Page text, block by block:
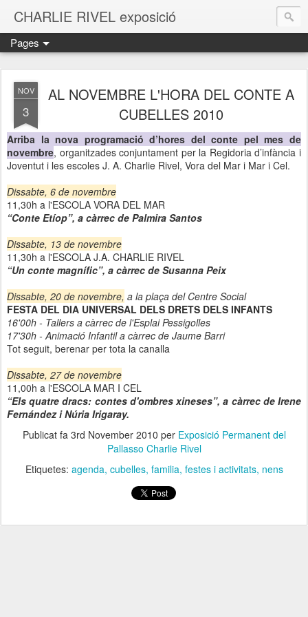
CHARLIE RIVEL exposició
Pages
NOV
3
AL NOVEMBRE L'HORA DEL CONTE A
CUBELLES 2010
Arriba la nova programació d’hores del conte pel mes de
novembre, organitzades conjuntament per la Regidoria d’infància i
Joventut i les escoles J. A. Charlie Rivel, Vora del Mar i Mar i Cel.
Dissabte, 6 de novembre
11,30h a l'ESCOLA VORA DEL MAR
“Conte Etíop”, a càrrec de Palmira Santos
Dissabte, 13 de novembre
11,30h a l'ESCOLA J.A. CHARLIE RIVEL
“Un conte magnífic”, a càrrec de Susanna Peix
Dissabte, 20 de novembre, a la plaça del Centre Social
FESTA DEL DIA UNIVERSAL DELS DRETS DELS INFANTS
16'00h - Tallers a càrrec de l'Esplai Pessigolles
17'30h - Animació Infantil a càrrec de Jaume Barri
Tot seguit, berenar per tota la canalla
Dissabte, 27 de novembre
11,00h a l'ESCOLA MAR I CEL
“Els quatre dracs: contes d'ombres xineses”, a càrrec de Irene
Fernández i Núria Irigaray.
Publicat fa 3rd November 2010 per Exposició Permanent del
Pallasso Charlie Rivel
Etiquetes: agenda cubelles familia festes i activitats nens